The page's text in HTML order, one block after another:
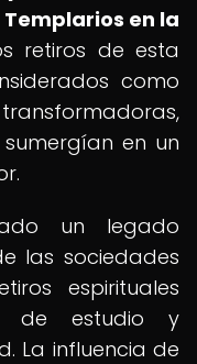
en la
retiros de esta
como
en un
un legado
las sociedades
espirituales
de estudio y
La influencia de